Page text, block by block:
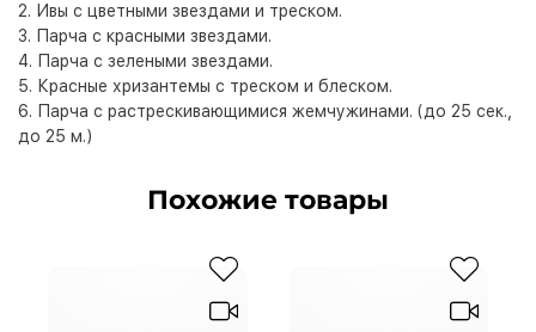
2. Ивы с цветными звездами и треском.
3. Парча с красными звездами.
4. Парча с зелеными звездами.
5. Красные хризантемы с треском и блеском.
6. Парча с растрескивающимися жемчужинами. (до 25 сек.,
до 25 м.)
Похожие товары